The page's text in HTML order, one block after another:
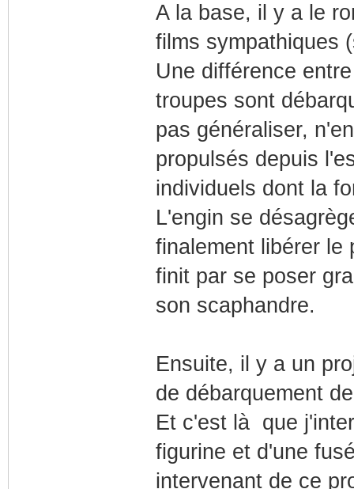
A la base, il y a le
films sympathiques
Une différence
troupes sont
pas généraliser,
propulsés depuis
individuels dont la
L'engin se
finalement libérer
finit par se poser
son scaphandre.
Ensuite, il y a un
de débarquement
Et c'est là que
figurine et d'une
intervenant de ce